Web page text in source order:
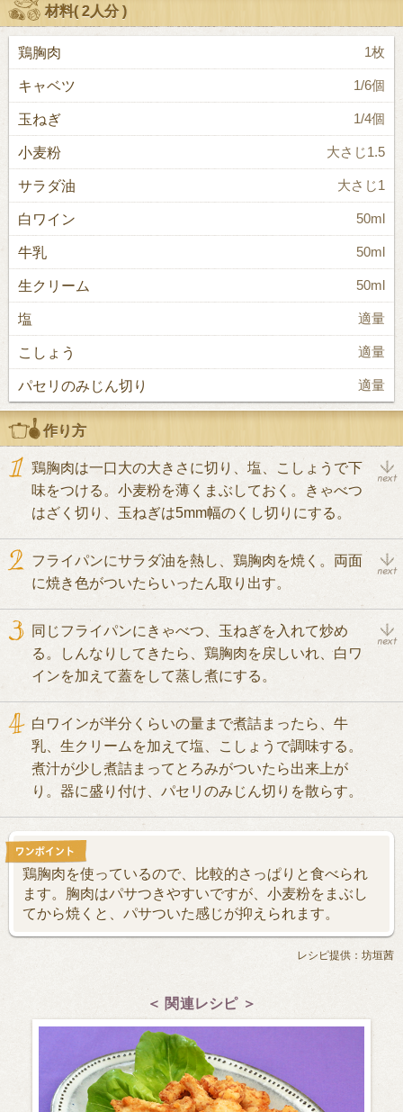
材料(2人分)
鶏胸肉 1枚
キャベツ 1/6個
玉ねぎ 1/4個
小麦粉 大さじ1.5
サラダ油 大さじ1
白ワイン 50ml
牛乳 50ml
生クリーム 50ml
塩 適量
こしょう 適量
パセリのみじん切り 適量
作り方
鶏胸肉は一口大の大きさに切り、塩、こしょうで下
味をつける。小麦粉を薄くまぶしておく。きゃべつ
はざく切り、玉ねぎは5mm幅のくし切りにする。
フライパンにサラダ油を熱し、鶏胸肉を焼く。両面
に焼き色がついたらいったん取り出す。
同じフライパンにきゃべつ、玉ねぎを入れて炒め
る。しんなりしてきたら、鶏胸肉を戻しいれ、白ワ
インを加えて蓋をして蒸し煮にする。
白ワインが半分くらいの量まで煮詰まったら、牛
乳、生クリームを加えて塩、こしょうで調味する。
煮汁が少し煮詰まってとろみがついたら出来上が
り。器に盛り付け、パセリのみじん切りを散らす。
鶏胸肉を使っているので、比較的さっぱりと食べられ
ます。胸肉はパサつきやすいですが、小麦粉をまぶし
てから焼くと、パサついた感じが抑えられます。
レシピ提供：坊垣茜
＜ 関連レシピ ＞